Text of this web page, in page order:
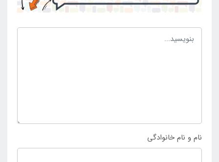
نیاز را حمل و جا به جا کرد. این محصول بدنه ای مقاوم
دارد که از نوع جودون می باشد و می تواند در برابر عوامل
مختلف مقاومت زیادی از خود نشان دهد و در نتیجه
با قیمت مناسب بهفروشگاه اینتکس ایرانمراجعه نمایید.
نام و نام خانوادگی